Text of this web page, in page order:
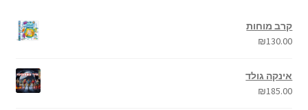
קרב מוחות
₪130.00
אינקה גולד
₪185.00